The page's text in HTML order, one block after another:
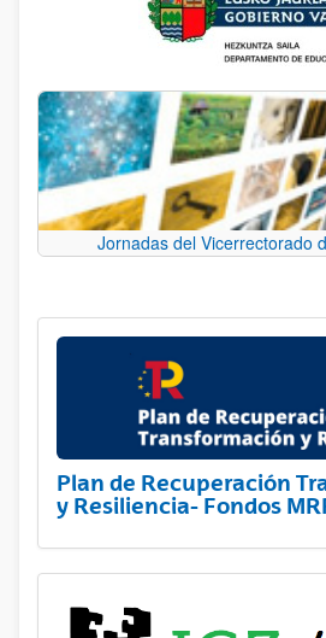
Jornadas del Vicerrectorado
Plan de Recuperación
y Resiliencia- Fondos